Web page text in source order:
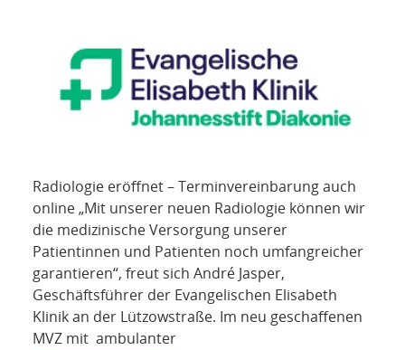
KONTAKT
Radiologie eröffnet – Terminvereinbarung auch
online „Mit unserer neuen Radiologie können wir
die medizinische Versorgung unserer
Patientinnen und Patienten noch umfangreicher
garantieren“, freut sich André Jasper,
Geschäftsführer der Evangelischen Elisabeth
Klinik an der Lützowstraße. Im neu geschaffenen
MVZ mit ambulanter